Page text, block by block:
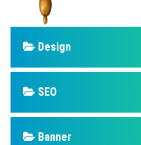
Design
SEO
Banner